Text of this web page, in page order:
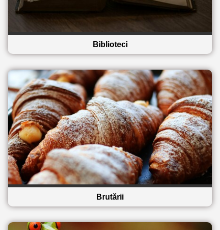
Biblioteci
Brutării